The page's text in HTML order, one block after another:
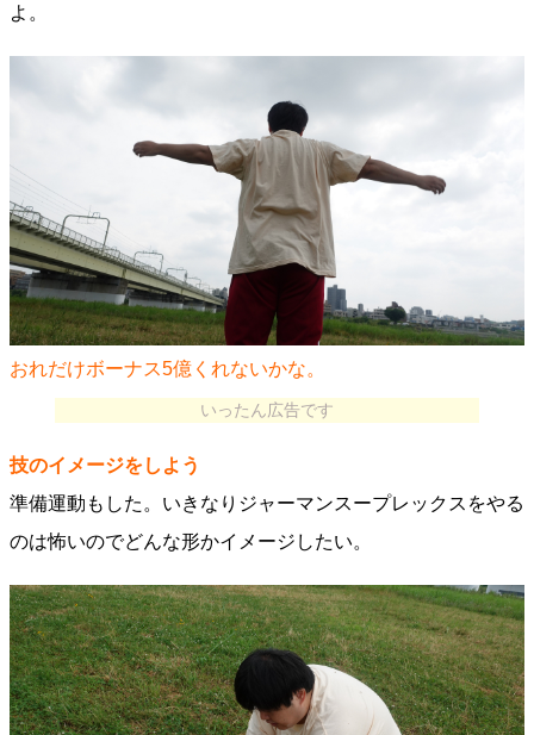
よ。
おれだけボーナス5億くれないかな。
いったん広告です
技のイメージをしよう
準備運動もした。いきなりジャーマンスープレックスをやる
のは怖いのでどんな形かイメージしたい。